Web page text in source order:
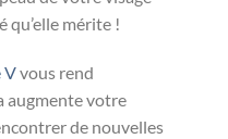
qu’elle mérite !
Vvous rend
augmente votre
de nouvelles